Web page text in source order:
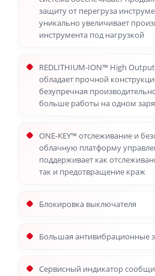
защиту от перегруза
уникально увеличивает
инструмента под нагрузкой
REDLITHIUM-ION™ High
обладает прочной
безупречная
больше работы на одном
ONE-KEY™ отслеживание и
облачную платформу
поддерживает как
так и предотвращение краж
Блокировка выключателя
Большая антивибрационные
Сервисный индикатор